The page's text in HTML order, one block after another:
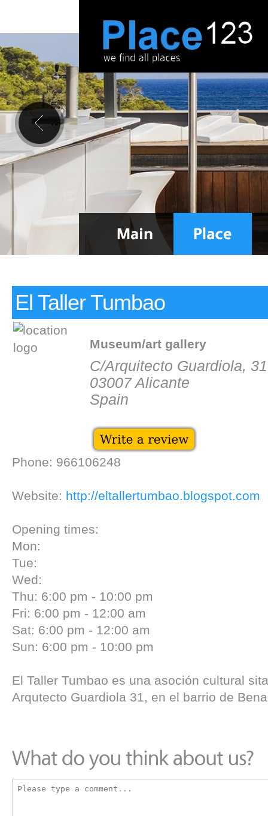
El Taller Tumbao
Museum/art gallery
C/Arquitecto Guardiola,
03007 Alicante
Spain
Phone: 966106248
Website: http://eltallertumbao.blogspot.com
Opening times:
Mon:
Tue:
Wed:
Thu: 6:00 pm - 10:00 pm
Fri: 6:00 pm - 12:00 am
Sat: 6:00 pm - 12:00 am
Sun: 6:00 pm - 10:00 pm
El Taller Tumbao es una asoción cultural
Arqutecto Guardiola 31, en el barrio de